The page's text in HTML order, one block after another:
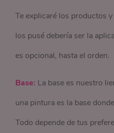
Te explicaré los productos
los pusé debería ser la
es opcional, hasta el orden.
Base: La base es nuestro
una pintura es la base
Todo depende de tus